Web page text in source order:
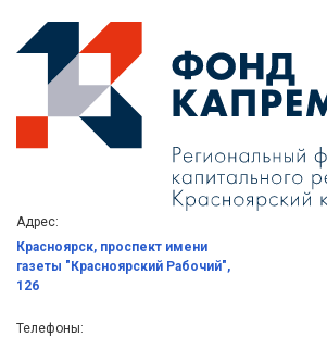
Адрес:
Красноярск, проспект имени
газеты "Красноярский Рабочий",
126
Телефоны: